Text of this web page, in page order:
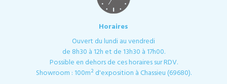
Horaires
Ouvert du lundi au vendredi
de 8h30 à 12h et de 13h30 à 17h00.
Possible en dehors de ces horaires sur RDV.
Showroom : 100m² d'exposition à Chassieu (69680).